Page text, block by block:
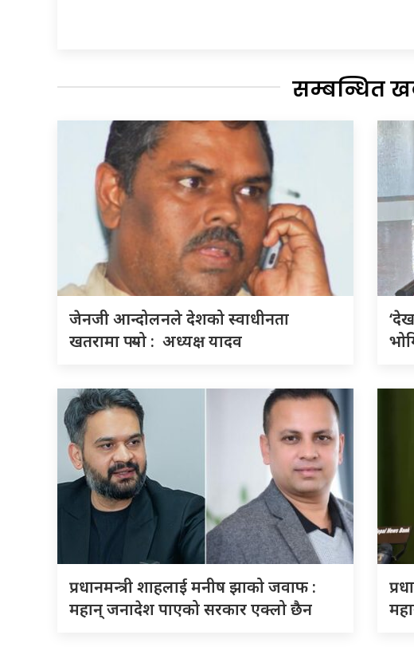
सम्बन्धित
जेनजी आन्दोलनले देशको स्वाधीनता
खतरामा पर्‍यो : अध्यक्ष यादव
प्रधानमन्त्री शाहलाई मनीष झाको जवाफ :
महान् जनादेश पाएको सरकार एक्लो छैन